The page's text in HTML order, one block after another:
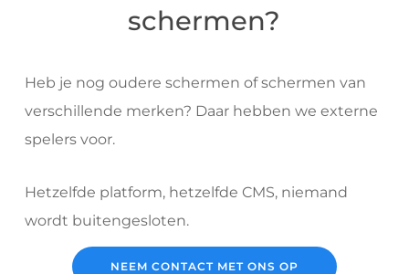
schermen?
Heb je nog oudere schermen of schermen van
verschillende merken? Daar hebben we externe
spelers voor.
Hetzelfde platform, hetzelfde CMS, niemand
wordt buitengesloten.
NEEM CONTACT MET ONS OP